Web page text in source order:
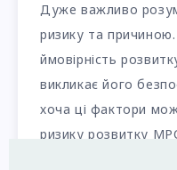
Дуже важливо
ризику та
ймовірність
викликає його
хоча ці фактори
ризику розвитку